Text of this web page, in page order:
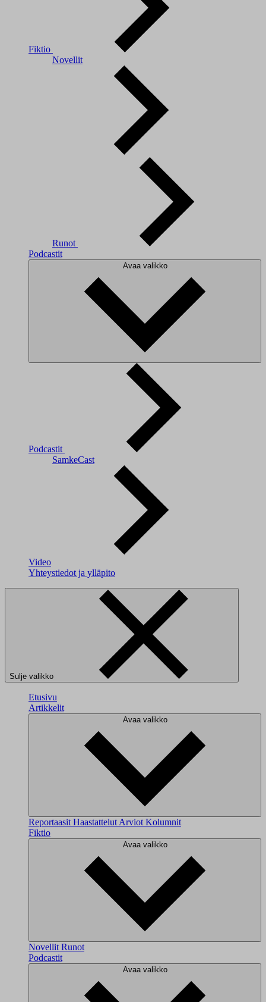
Fiktio
Novellit
Runot
Podcastit
Avaa valikko
Podcastit
SamkeCast
Video
Yhteystiedot ja ylläpito
Sulje valikko
Etusivu
Artikkelit
Avaa valikko
Reportaasit Haastattelut Arviot Kolumnit
Fiktio
Avaa valikko
Novellit Runot
Podcastit
Avaa valikko